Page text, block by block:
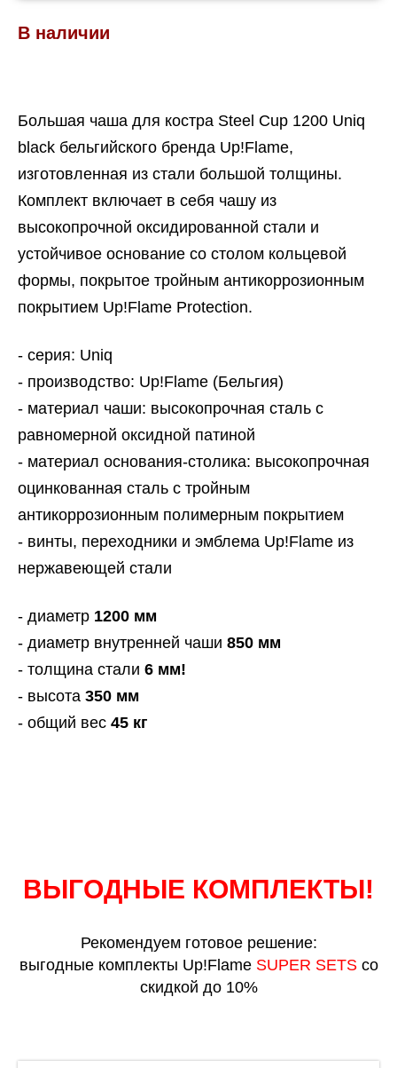
В наличии
Большая чаша для костра Steel Cup 1200 Uniq
black бельгийского бренда Up!Flame,
изготовленная из стали большой толщины.
Комплект включает в себя чашу из
высокопрочной оксидированной стали и
устойчивое основание со столом кольцевой
формы, покрытое тройным антикоррозионным
покрытием Up!Flame Protection.
- серия: Uniq
- производство: Up!Flame (Бельгия)
- материал чаши: высокопрочная сталь с
равномерной оксидной патиной
- материал основания-столика: высокопрочная
оцинкованная сталь с тройным
антикоррозионным полимерным покрытием
- винты, переходники и эмблема Up!Flame из
нержавеющей стали
- диаметр 1200 мм
- диаметр внутренней чаши 850 мм
- толщина стали 6 мм!
- высота 350 мм
- общий вес 45 кг
ВЫГОДНЫЕ КОМПЛЕКТЫ!
Рекомендуем готовое решение:
выгодные комплекты Up!Flame SUPER SETSсо
скидкой до 10%